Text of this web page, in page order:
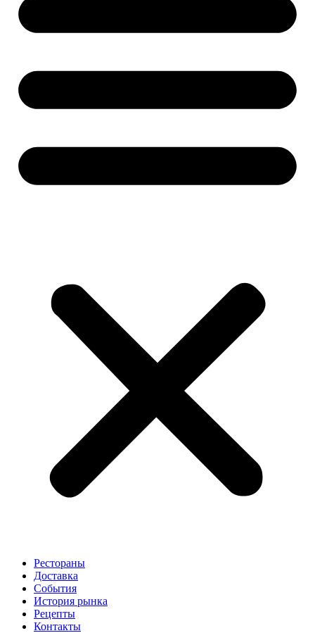
Рестораны
Доставка
События
История рынка
Рецепты
Контакты